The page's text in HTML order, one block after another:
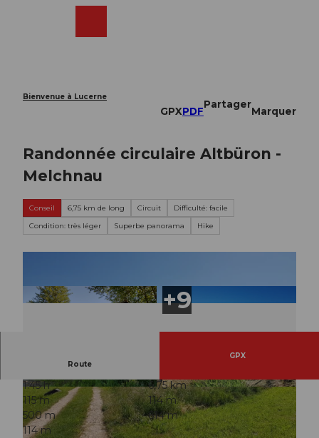
Bienvenue à Lucerne
GPXPDF
Partager
Marquer
Randonnée circulaire Altbüron -
Melchnau
Conseil 6,75 km de long Circuit
Difficulté: facile
Condition: très léger
Superbe panorama Hike
© Willisau Tourismus, Willisau Tourismus © Willisau Tourismus, Willisau Tourismus
Route
GPX
1:45 h
6,75 km
115 m
114 m
500 m
614 m
114 m